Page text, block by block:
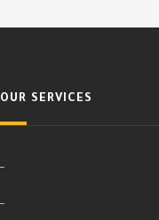
OUR SERVICES